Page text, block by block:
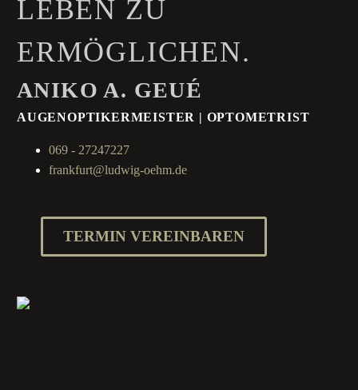
LEBEN ZU
ERMÖGLICHEN.
ANIKO A. GEUÉ
AUGENOPTIKERMEISTER | OPTOMETRIST
069 - 27247227
frankfurt@ludwig-oehm.de
TERMIN VEREINBAREN